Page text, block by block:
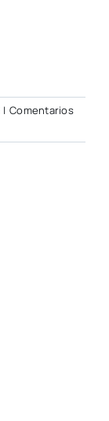
| Comentarios